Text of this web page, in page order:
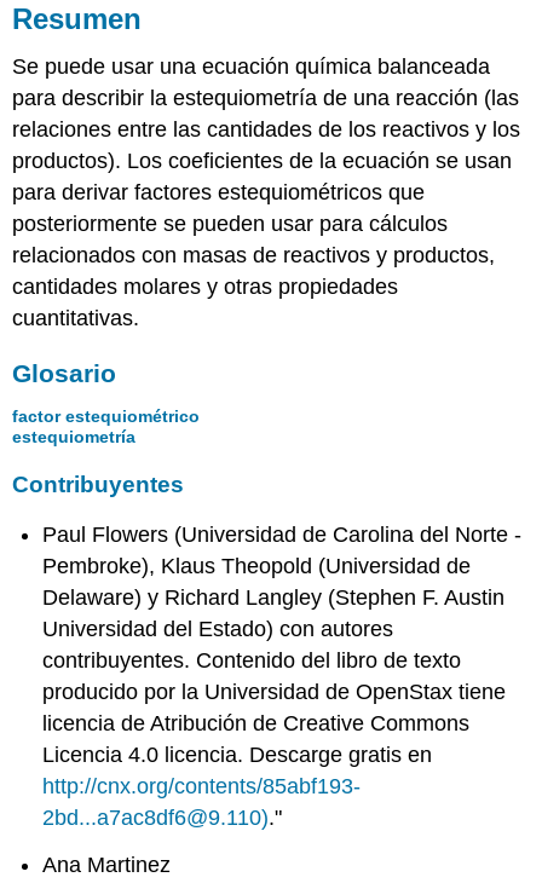
Resumen
Se puede usar una ecuación química balanceada
para describir la estequiometría de una reacción (las
relaciones entre las cantidades de los reactivos y los
productos). Los coeficientes de la ecuación se usan
para derivar factores estequiométricos que
posteriormente se pueden usar para cálculos
relacionados con masas de reactivos y productos,
cantidades molares y otras propiedades
cuantitativas.
Glosario
factor estequiométrico
estequiometría
Contribuyentes
Paul Flowers (Universidad de Carolina del Norte -
Pembroke), Klaus Theopold (Universidad de
Delaware) y Richard Langley (Stephen F. Austin
Universidad del Estado) con autores
contribuyentes. Contenido del libro de texto
producido por la Universidad de OpenStax tiene
licencia de Atribución de Creative Commons
Licencia 4.0 licencia. Descarge gratis en
http://cnx.org/contents/85abf193-
2bd...a7ac8df6@9.110)."
Ana Martinez